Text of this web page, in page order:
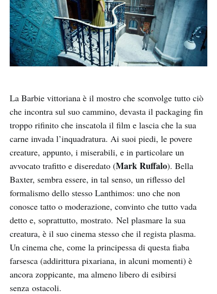
La Barbie vittoriana è il mostro che sconvolge tutto ciò
che incontra sul suo cammino, devasta il packaging fin
troppo rifinito che inscatola il film e lascia che la sua
carne invada l’inquadratura. Ai suoi piedi, le povere
creature, appunto, i miserabili, e in particolare un
avvocato trafitto e diseredato (Mark Ruffalo). Bella
Baxter, sembra essere, in tal senso, un riflesso del
formalismo dello stesso Lanthimos: uno che non
conosce tatto o moderazione, convinto che tutto vada
detto e, soprattutto, mostrato. Nel plasmare la sua
creatura, è il suo cinema stesso che il regista plasma.
Un cinema che, come la principessa di questa fiaba
farsesca (addirittura pixariana, in alcuni momenti) è
ancora zoppicante, ma almeno libero di esibirsi
senza ostacoli.